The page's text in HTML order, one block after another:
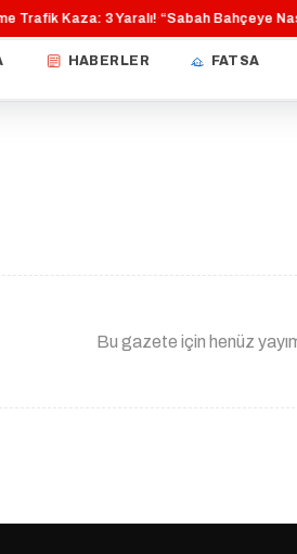
Trafik Kaza: 3 Yaralı!·“Sabah Bahçeye
HABERLER FATSA
Bu gazete için henüz